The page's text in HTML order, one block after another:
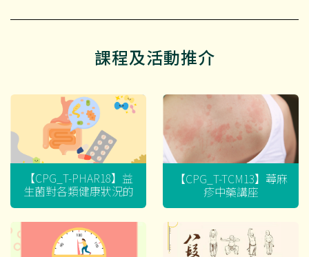
課程及活動推介
【CPG_T-PHAR18】益
生菌對各類健康狀況的
迷思
【CPG_T-TCM13】蕁麻
疹中藥講座